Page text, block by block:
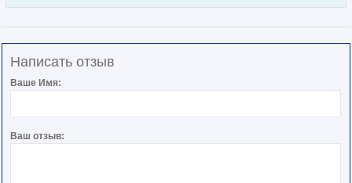
Написать отзыв
Ваше Имя:
Ваш отзыв: